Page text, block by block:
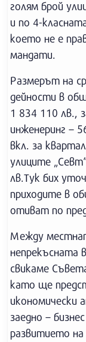
голям брой
и по 4-
което не е
мандати.
Размерът на
дейности в
1 834 110 лв.,
инженеринг –
вкл. за
улиците
лв.Тук бих
приходите в
отиват по
Между
непрекъсната
свикаме
като ще
икономически
заедно –
развитието